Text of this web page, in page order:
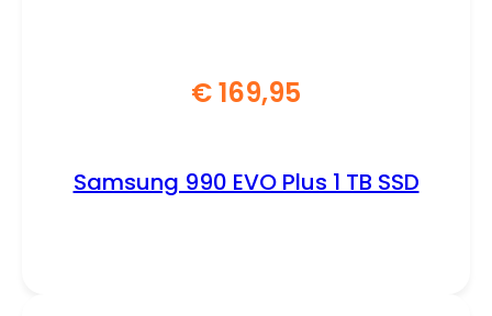
€169,95
Samsung 990 EVO Plus 1 TB SSD